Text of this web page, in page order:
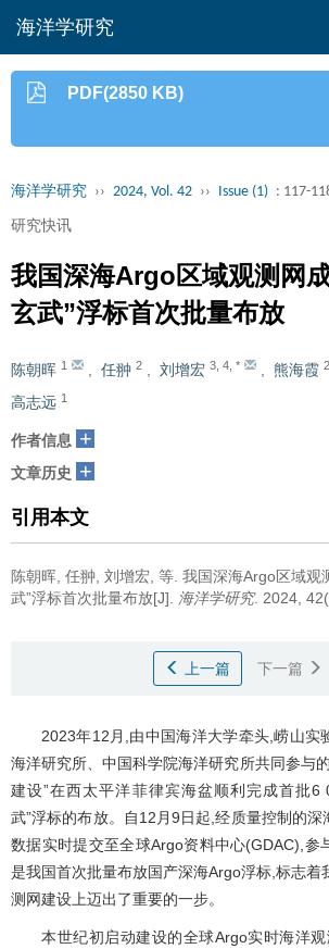
海洋学研究
PDF(2850 KB)
海洋学研究 ›› 2024, Vol. 42 ›› Issue (1) : 117-
研究快讯
我国深海Argo区域观测网
玄武”浮标首次批量布放
陈朝晖 1 任翀 2 刘增宏 3 4 * 熊海霞 2
高志远 1
作者信息 +
文章历史 +
引用本文
陈朝晖 任翀 刘增宏 等 我国深海Argo区域观
武”浮标首次批量布放[J].
海洋学研究. 2024,
上一篇 下一篇
2023年12月,由中国海洋大学牵头,崂山实
海洋研究所、中国科学院海洋研究所共同参与
建设”在西太平洋菲律宾海盆顺利完成首批6
武”浮标的布放。自12月9日起,经质量控制的深
数据实时提交至全球Argo资料中心(GDAC),参
是我国首次批量布放国产深海Argo浮标,标志着
测网建设上迈出了重要的一步。
本世纪初启动建设的全球Argo实时海洋